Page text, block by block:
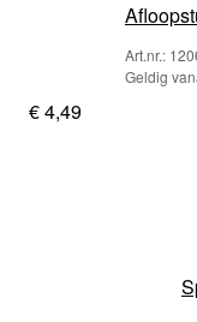
Art.nr.:
Geldig
€ 4,49